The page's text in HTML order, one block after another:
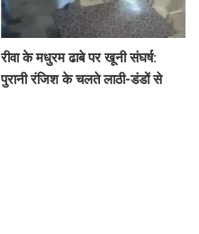
रीवा के मधुरम ढाबे पर खूनी संघर्ष:
पुरानी रंजिश के चलते लाठी-डंडों से